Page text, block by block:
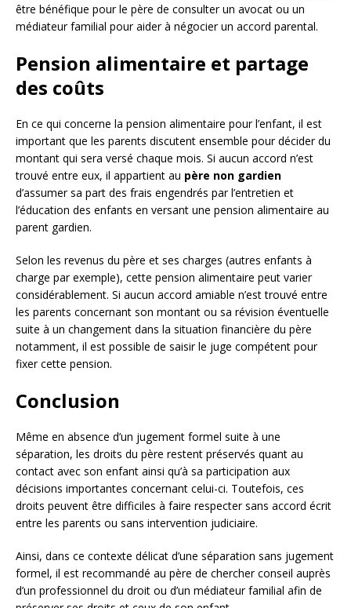
être bénéfique pour le père de consulter un avocat ou un
médiateur familial pour aider à négocier un accord parental.
Pension alimentaire et partage
des coûts
En ce qui concerne la pension alimentaire pour l’enfant, il est
important que les parents discutent ensemble pour décider du
montant qui sera versé chaque mois. Si aucun accord n’est
trouvé entre eux, il appartient au père non gardien
d’assumer sa part des frais engendrés par l’entretien et
l’éducation des enfants en versant une pension alimentaire au
parent gardien.
Selon les revenus du père et ses charges (autres enfants à
charge par exemple), cette pension alimentaire peut varier
considérablement. Si aucun accord amiable n’est trouvé entre
les parents concernant son montant ou sa révision éventuelle
suite à un changement dans la situation financière du père
notamment, il est possible de saisir le juge compétent pour
fixer cette pension.
Conclusion
Même en absence d’un jugement formel suite à une
séparation, les droits du père restent préservés quant au
contact avec son enfant ainsi qu’à sa participation aux
décisions importantes concernant celui-ci. Toutefois, ces
droits peuvent être difficiles à faire respecter sans accord écrit
entre les parents ou sans intervention judiciaire.
Ainsi, dans ce contexte délicat d’une séparation sans jugement
formel, il est recommandé au père de chercher conseil auprès
d’un professionnel du droit ou d’un médiateur familial afin de